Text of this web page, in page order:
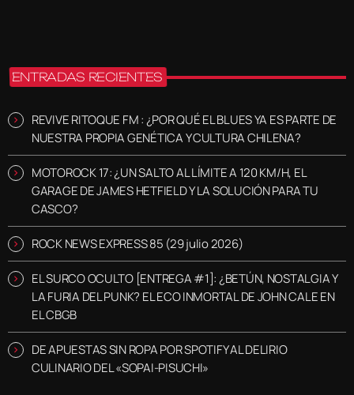
ENTRADAS RECIENTES
REVIVE RITOQUE FM : ¿POR QUÉ EL BLUES YA ES PARTE DE
NUESTRA PROPIA GENÉTICA Y CULTURA CHILENA?
MOTOROCK 17: ¿UN SALTO AL LÍMITE A 120 KM/H, EL
GARAGE DE JAMES HETFIELD Y LA SOLUCIÓN PARA TU
CASCO?
ROCK NEWS EXPRESS 85 (29 julio 2026)
EL SURCO OCULTO [ENTREGA #1]: ¿BETÚN, NOSTALGIA Y
LA FURIA DEL PUNK? EL ECO INMORTAL DE JOHN CALE EN
EL CBGB
DE APUESTAS SIN ROPA POR SPOTIFY AL DELIRIO
CULINARIO DEL «SOPAI-PISUCHI»